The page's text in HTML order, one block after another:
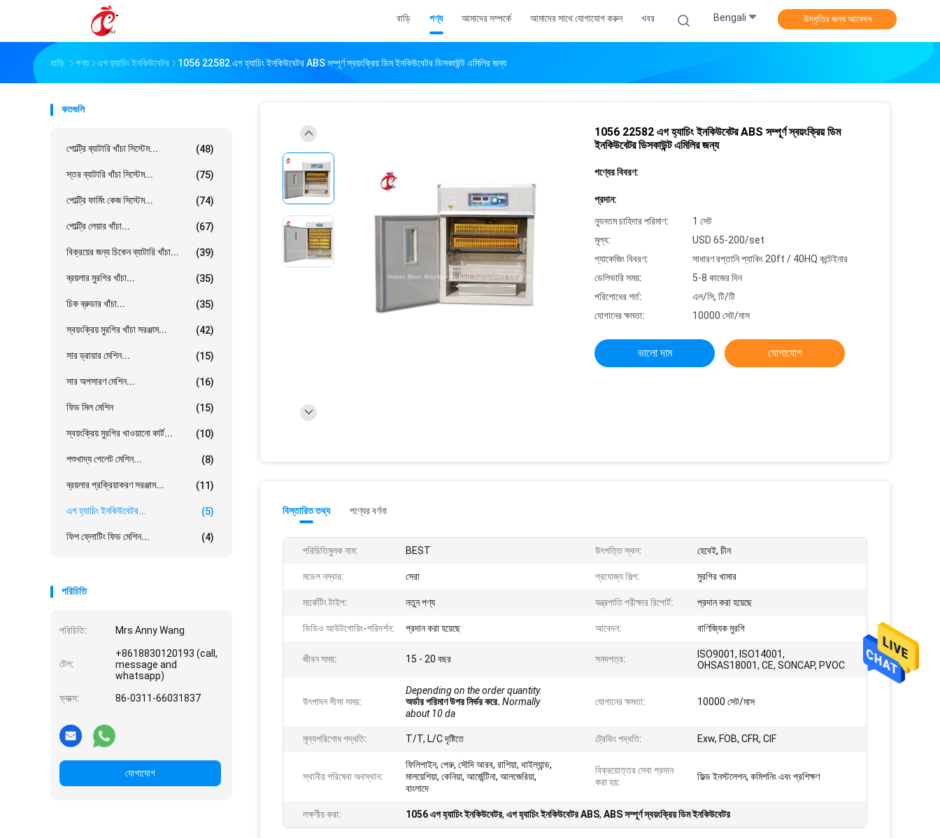
বাড়ি পণ্য আমাদের সম্পর্কে আমাদের সাথে যোগাযোগ করুন খবর Bengali উদ্ধৃতির জন্য আবেদন
বাড়ি পণ্য এগ হ্যাচিং ইনকিউবেটর 1056 22582 এগ হ্যাচিং ইনকিউবেটর ABS সম্পূর্ণ স্বয়ংক্রিয় ডিম ইনকিউবেটর ডিসকাউন্ট এমিলির জন্য
কতগুলি
পোল্ট্রি ব্যাটারি খাঁচা সিস্টেম... (48)
স্তর ব্যাটারি খাঁচা সিস্টেম... (75)
পোল্ট্রি ফার্মিং কেজ সিস্টেম... (74)
পোল্ট্রি লেয়ার খাঁচা... (67)
বিক্রয়ের জন্য চিকেন ব্যাটারি খাঁচা... (39)
ব্রয়লার মুরগির খাঁচা... (35)
চিক ব্রুডার খাঁচা... (35)
স্বয়ংক্রিয় মুরগির খাঁচা সরঞ্জাম... (42)
সার ড্রায়ার মেশিন... (15)
সার অপসারণ মেশিন... (16)
ফিড মিল মেশিন (15)
স্বয়ংক্রিয় মুরগির খাওয়ানো কার্ট... (10)
পশুখাদ্য পেলেট মেশিন... (8)
ব্রয়লার প্রক্রিয়াকরণ সরঞ্জাম... (11)
এগ হ্যাচিং ইনকিউবেটর... (5)
ফিশ ফ্লোটিং ফিড মেশিন... (4)
পরিচিতি
পরিচিতি: Mrs Anny Wang
টেল:
+8618830120193 (call,
message and
whatsapp)
ফ্যাক্স:
86-0311-66031837
যোগাযোগ
1056 22582 এগ হ্যাচিং ইনকিউবেটর ABS সম্পূর্ণ স্বয়ংক্রিয় ডিম
ইনকিউবেটর ডিসকাউন্ট এমিলির জন্য
পণ্যের বিবরণ:
প্রদান:
ন্যূনতম চাহিদার পরিমাণ:
1 সেট
মূল্য:
USD 65-200/set
প্যাকেজিং বিবরণ:
সাধারণ রপ্তানি প্যাকিং 20ft / 40HQ কন্টেইনার
ডেলিভারি সময়:
5-8 কাজের দিন
পরিশোধের শর্ত:
এল/সি, টি/টি
যোগানের ক্ষমতা:
10000 সেট/মাস
ভালো দাম যোগাযোগ
বিস্তারিত তথ্য পণ্যের বর্ণনা
পরিচিতিমুলক নাম: BEST উৎপত্তি স্থল: হেবেই, চীন
মডেল নম্বার: সেরা প্রযোজ্য শিল্প: মুরগির খামার
মার্কেটিং টাইপ: নতুন পণ্য যন্ত্রপাতি পরীক্ষার রিপোর্ট: প্রদান করা হয়েছে
ভিডিও আউটগোয়িং-পরিদর্শন: প্রদান করা হয়েছে আবেদন: বাণিজ্যিক মুরগি
জীবন সময়: 15 - 20 বছর সনদপত্র:
ISO9001, ISO14001,
OHSAS18001, CE, SONCAP, PVOC
উৎপাদন সীসা সময়:
Depending on the order quantity.
অর্ডার পরিমাণ উপর নির্ভর করে. Normally
about 10 da
যোগানের ক্ষমতা: 10000 সেট/মাস
মূল্যপরিশোধ পদ্ধতি: T/T, L/C দৃষ্টিতে ট্রেডিং পদ্ধতি: Exw, FOB, CFR, CIF
স্থানীয় পরিষেবা অবস্থান:
ফিলিপাইন, পেরু, সৌদি আরব, রাশিয়া, থাইল্যান্ড,
মালয়েশিয়া, কেনিয়া, আর্জেন্টিনা, আলজেরিয়া,
বাংলাদে
বিক্রয়োত্তর সেবা প্রদান
করা হয়:
ফিল্ড ইনস্টলেশন, কমিশনিং এবং প্রশিক্ষণ
লক্ষণীয় করা: 1056 এগ হ্যাচিং ইনকিউবেটর, এগ হ্যাচিং ইনকিউবেটর ABS, ABS সম্পূর্ণ স্বয়ংক্রিয় ডিম ইনকিউবেটর